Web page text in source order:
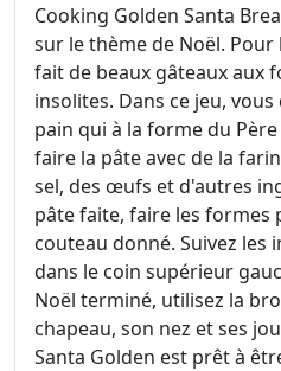
Cooking Golden Santa
sur le thème de Noël.
fait de beaux gâteaux aux
insolites. Dans ce jeu,
pain qui à la forme du
faire la pâte avec de la
sel, des œufs et d'autres
pâte faite, faire les formes
couteau donné. Suivez les
dans le coin supérieur
Noël terminé, utilisez la
chapeau, son nez et ses
Santa Golden est prêt à